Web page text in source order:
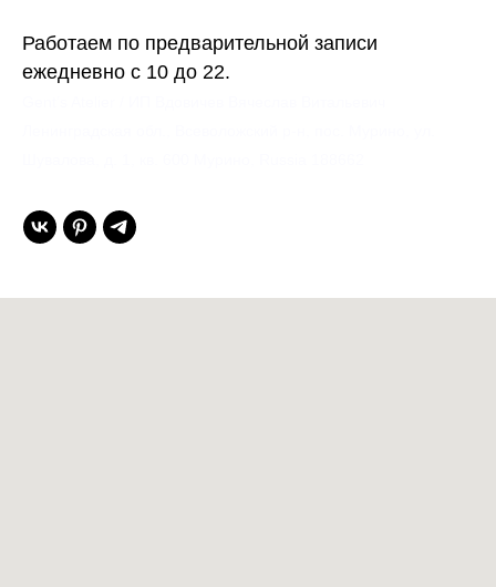
Работаем по предварительной записи
ежедневно с 10 до 22.